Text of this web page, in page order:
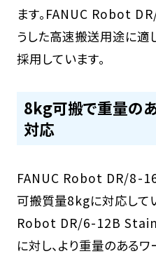
ます。FANUC Robot
うした高速搬送用途に適
採用しています。
8kg可搬で重量の
対応
FANUC Robot DR/8-
可搬質量8kgに対応して
Robot DR/6-12B
に対し、より重量のある